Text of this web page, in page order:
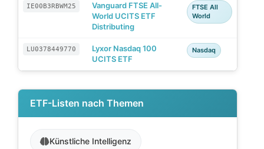
IE00B3RBWM25
Vanguard FTSE All-
World UCITS ETF
Distributing
FTSE All
World
LU0378449770
Lyxor Nasdaq 100
UCITS ETF
Nasdaq
ETF-Listen nach Themen
Künstliche Intelligenz